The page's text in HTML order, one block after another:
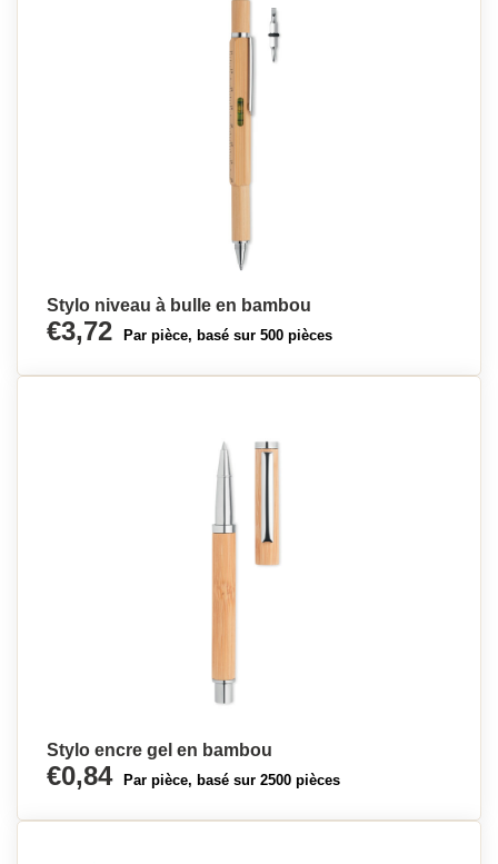
Stylo niveau à bulle en bambou
€3,72 Par pièce, basé sur 500 pièces
Stylo encre gel en bambou
€0,84 Par pièce, basé sur 2500 pièces